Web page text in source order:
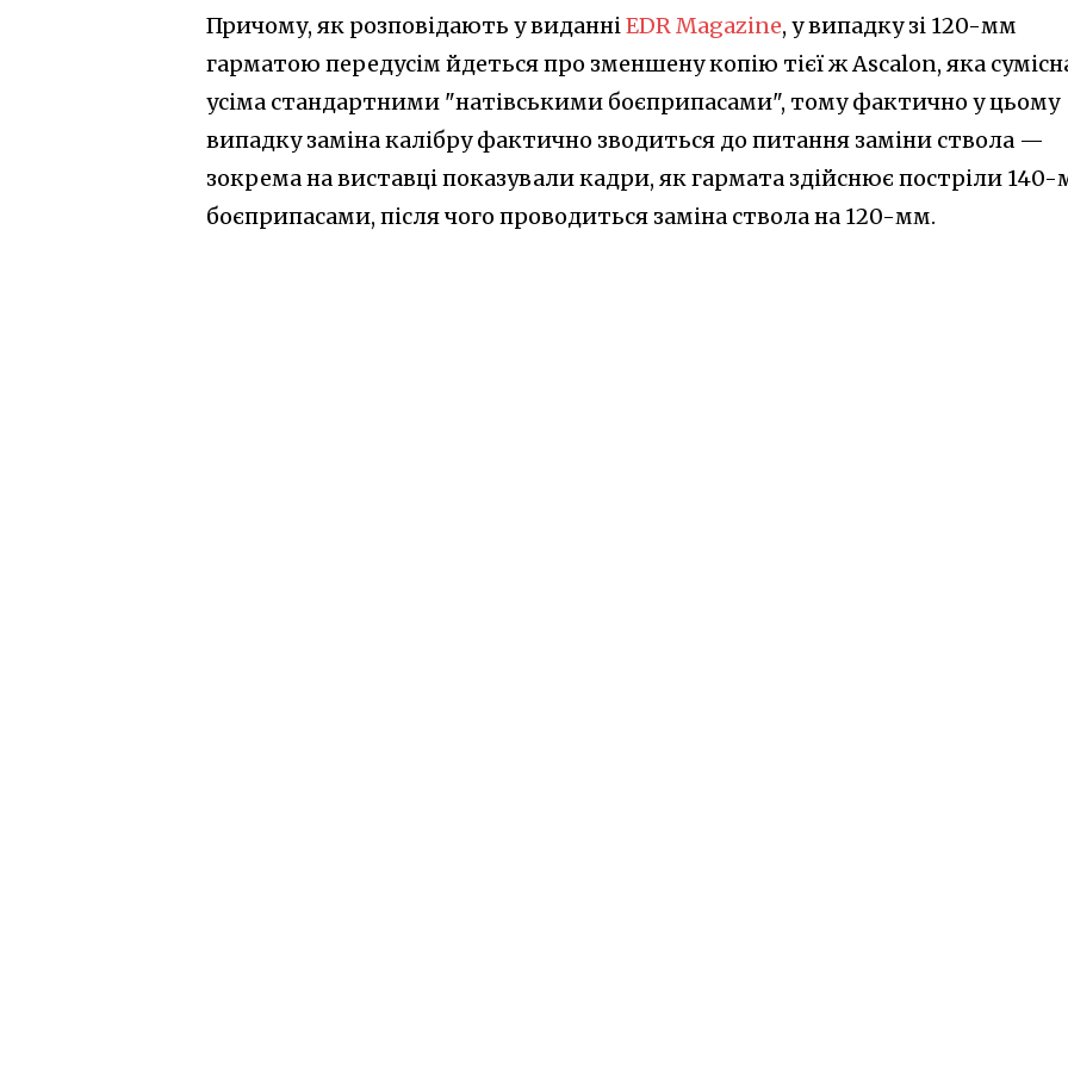
Причому, як розповідають у виданні EDR Magazine, у випадку зі 120-мм
гарматою передусім йдеться про зменшену копію тієї ж Ascalon, яка
усіма стандартними "натівськими боєприпасами", тому фактично у цьому
випадку заміна калібру фактично зводиться до питання заміни ствола —
зокрема на виставці показували кадри, як гармата здійснює постріли
боєприпасами, після чого проводиться заміна ствола на 120-мм.